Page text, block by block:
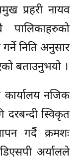
प्रहरी नायव
गर्ने निति अनुसार
बताउनुभयो ।
कार्यालय नजिक
दरबन्दी स्विकृत
गर्दै क्रमशः
अर्यालले